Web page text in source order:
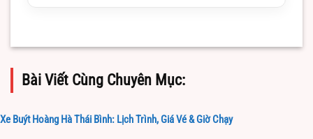
Bài Viết Cùng Chuyên Mục:
Xe Buýt Hoàng Hà Thái Bình: Lịch Trình, Giá Vé & Giờ Chạy